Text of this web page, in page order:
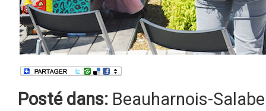
Posté dans: Beauharnois-